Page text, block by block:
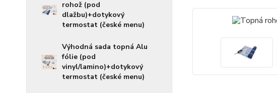
rohož (pod
dlažbu)+dotykový
termostat (české menu)
Výhodná sada topná Alu
fólie (pod
vinyl/lamino)+dotykový
termostat (české menu)